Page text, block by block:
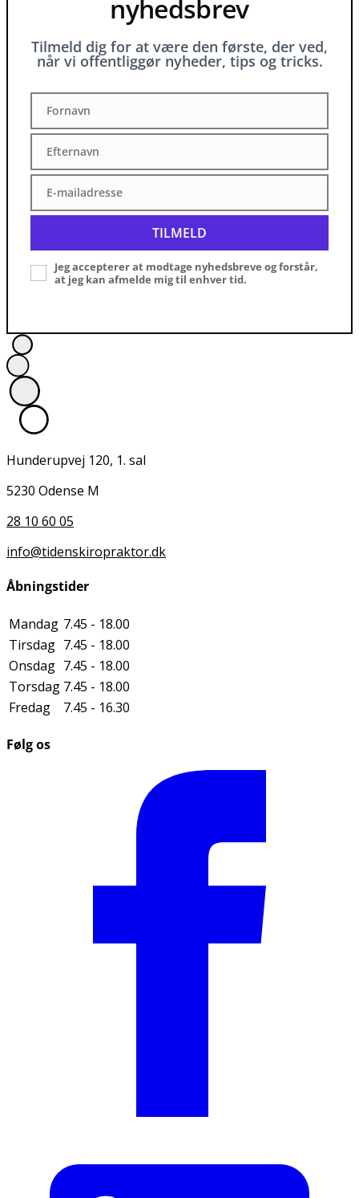
nyhedsbrev
Tilmeld dig for at være den første, der ved,
når vi offentliggør nyheder, tips og tricks.
Fornavn
Fornavn
Efternavn
Efternavn
mailadresse
E-mailadresse
TILMELD
Jeg accepterer at modtage nyhedsbreve og forstår,
at jeg kan afmelde mig til enhver tid.
Hunderupvej 120, 1. sal
5230 Odense M
28 10 60 05
info@tidenskiropraktor.dk
Åbningstider
Mandag 7.45 - 18.00
Tirsdag 7.45 - 18.00
Onsdag 7.45 - 18.00
Torsdag 7.45 - 18.00
Fredag
7.45 - 16.30
Følg os